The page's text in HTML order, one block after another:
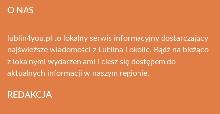
O NAS
lublin4you.pl to lokalny serwis informacyjny dostarczający
najświeższe wiadomości z Lublina i okolic. Bądź na bieżąco
z lokalnymi wydarzeniami i ciesz się dostępem do
aktualnych informacji w naszym regionie.
REDAKCJA